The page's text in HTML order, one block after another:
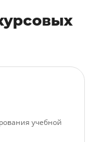
учебной